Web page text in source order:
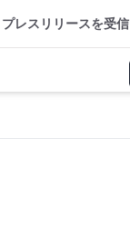
プレスリリースを受信